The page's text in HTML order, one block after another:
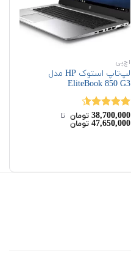
اچ‌پی
لپ‌تاپ استوک HP مدل
EliteBook 850 G3
نمره4.50
از 5
38,700,000 تومان‌ تا ‌
47,650,000 تومان